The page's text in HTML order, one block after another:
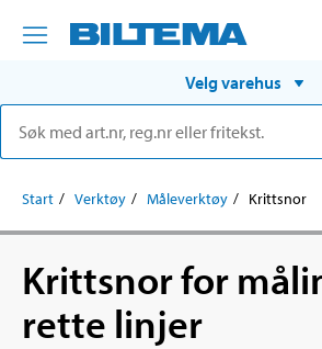
Velg varehus
Start Verktøy Måleverktøy Krittsnor
Krittsnor for
rette linjer